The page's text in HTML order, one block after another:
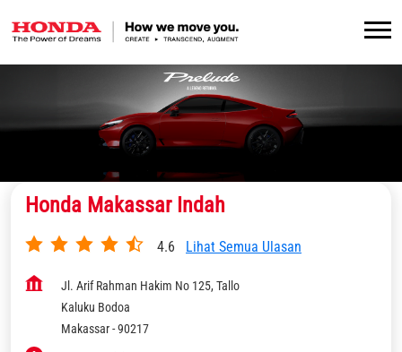
Honda Makassar Indah
4.6 Lihat Semua Ulasan
Jl. Arif Rahman Hakim No 125, Tallo
Kaluku Bodoa
Makassar-90217